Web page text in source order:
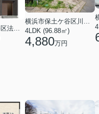
横浜市保土ケ谷区川島町
4LDK (96.88㎡)
4,880万円